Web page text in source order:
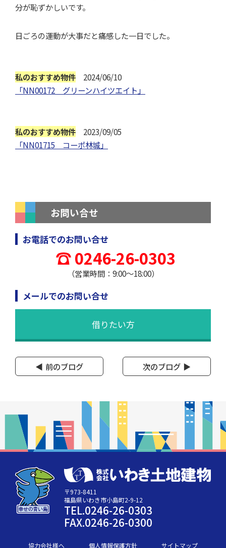
分が恥ずかしいです。
日ごろの運動が大事だと痛感した一日でした。
私のおすすめ物件 2024/06/10
「NN00172 グリーンハイツエイト」
私のおすすめ物件 2023/09/05
「NN01715 コーポ林城」
お問い合せ
お電話でのお問い合せ
0246-26-0303
（営業時間：9:00～18:00）
メールでのお問い合せ
借りたい方
前のブログ 次のブログ
〒973-8411
福島県いわき市小島町2-9-12
TEL.0246-26-0303
FAX.0246-26-0300
協力会社様へ 個人情報保護方針 サイトマップ